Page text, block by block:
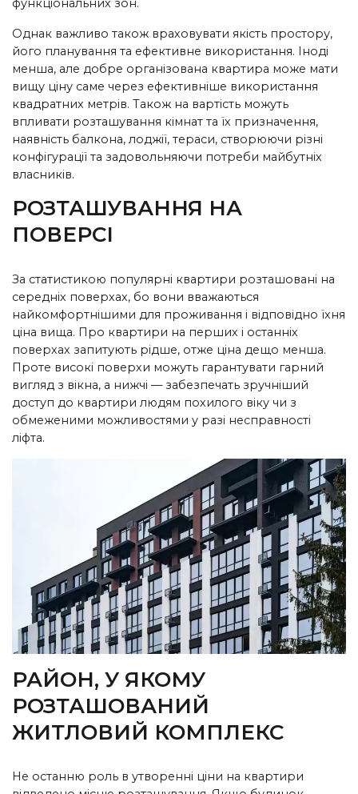
функціональних зон.
Однак важливо також враховувати якість простору,
його планування та ефективне використання. Іноді
менша, але добре організована квартира може мати
вищу ціну саме через ефективніше використання
квадратних метрів. Також на вартість можуть
впливати розташування кімнат та їх призначення,
наявність балкона, лоджії, тераси, створюючи різні
конфігурації та задовольняючи потреби майбутніх
власників.
РОЗТАШУВАННЯ НА
ПОВЕРСІ
За статистикою популярні квартири розташовані на
середніх поверхах, бо вони вважаються
найкомфортнішими для проживання і відповідно їхня
ціна вища. Про квартири на перших і останніх
поверхах запитують рідше, отже ціна дещо менша.
Проте високі поверхи можуть гарантувати гарний
вигляд з вікна, а нижчі — забезпечать зручніший
доступ до квартири людям похилого віку чи з
обмеженими можливостями у разі несправності
ліфта.
РАЙОН, У ЯКОМУ
РОЗТАШОВАНИЙ
ЖИТЛОВИЙ КОМПЛЕКС
Не останню роль в утворенні ціни на квартири